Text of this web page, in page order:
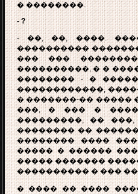
� ��������.
- ?
- ��, ��, ����.
����������
��� ���
����������, � �
�������� - �
������������,
� �������-�� �����
���, � ��� �
���������, ��
�������� ��
�������� ����
����� � ������
����� �������
���������� � ���
� ���� �� ����